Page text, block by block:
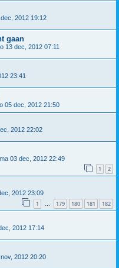
2012 19:12
gaan
13 dec, 2012 07:11
23:41
05 dec, 2012 21:50
2012 22:02
ma 03 dec, 2012 22:49
1 2
2012 23:09
1 … 179 180 181 182
2012 17:14
2012 20:20